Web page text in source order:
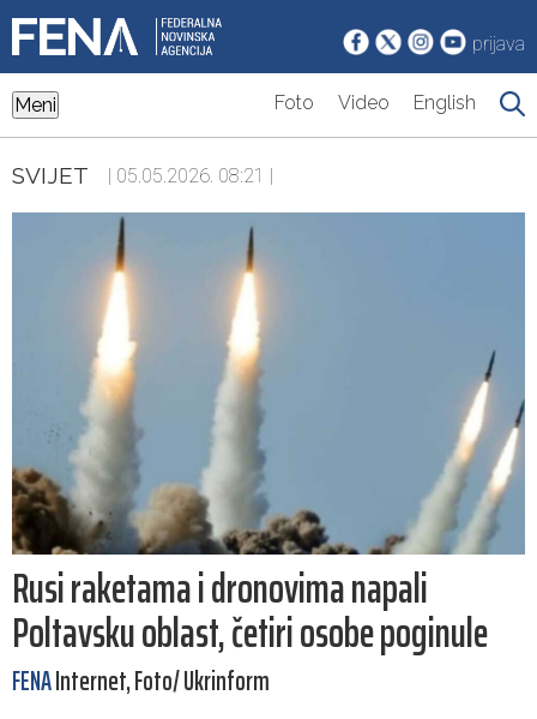
prijava
Meni Foto Video English
SVIJET | 05.05.2026. 08:21 |
Rusi raketama i dronovima napali
Poltavsku oblast, četiri osobe poginule
FENAInternet, Foto/ Ukrinform